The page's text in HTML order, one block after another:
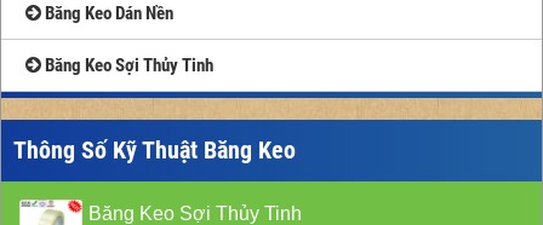
Băng Keo Dán Nền
Băng Keo Sợi Thủy Tinh
Thông Số Kỹ Thuật Băng Keo
Băng Keo Sợi Thủy Tinh